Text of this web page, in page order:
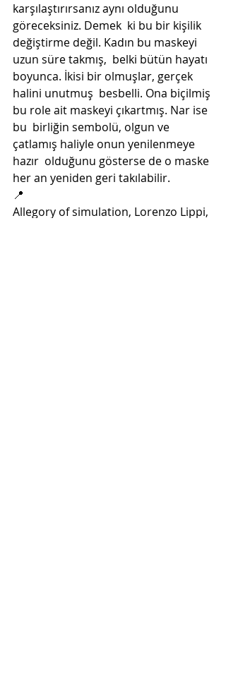
karşılaştırırsanız aynı olduğunu
göreceksiniz. Demek  ki bu bir kişilik
değiştirme değil. Kadın bu maskeyi
uzun süre takmış,  belki bütün hayatı
boyunca. İkisi bir olmuşlar, gerçek
halini unutmuş  besbelli. Ona biçilmiş
bu role ait maskeyi çıkartmış. Nar ise
bu  birliğin sembolü, olgun ve
çatlamış haliyle onun yenilenmeye
hazır  olduğunu gösterse de o maske
her an yeniden geri takılabilir.
📍
Allegory of simulation, Lorenzo Lippi,